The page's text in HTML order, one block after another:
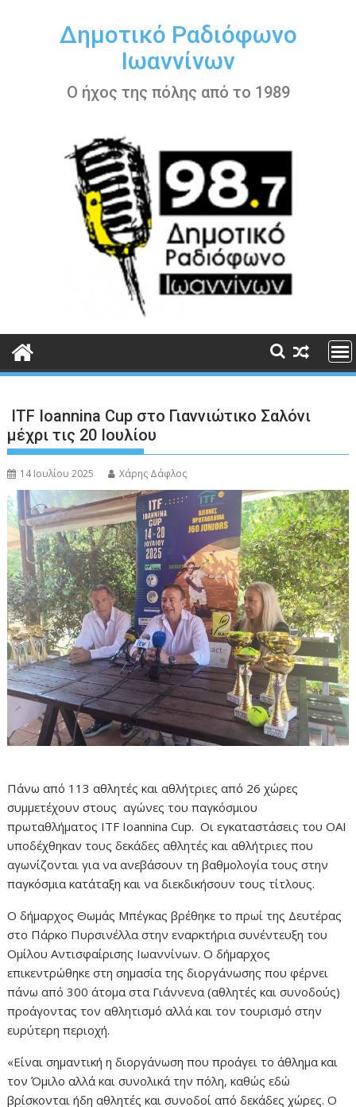
περιεχόμενοΔημοτικό Ραδιόφωνο
Ιωαννίνων
Ο ήχος της πόλης από το 1989
ITF Ioannina Cup στο Γιαννιώτικο Σαλόνι
μέχρι τις 20 Ιουλίου
14 Ιουλίου 2025 Χάρης Δάφλος
Πάνω από 113 αθλητές και αθλήτριες από 26 χώρες
συμμετέχουν στους αγώνες του παγκόσμιου
πρωταθλήματος ITF Ioannina Cup. Οι εγκαταστάσεις του ΟΑΙ
υποδέχθηκαν τους δεκάδες αθλητές και αθλήτριες που
αγωνίζονται για να ανεβάσουν τη βαθμολογία τους στην
παγκόσμια κατάταξη και να διεκδικήσουν τους τίτλους.
Ο δήμαρχος Θωμάς Μπέγκας βρέθηκε το πρωί της Δευτέρας
στο Πάρκο Πυρσινέλλα στην εναρκτήρια συνέντευξη του
Ομίλου Αντισφαίρισης Ιωαννίνων. Ο δήμαρχος
επικεντρώθηκε στη σημασία της διοργάνωσης που φέρνει
πάνω από 300 άτομα στα Γιάννενα (αθλητές και συνοδούς)
προάγοντας τον αθλητισμό αλλά και τον τουρισμό στην
ευρύτερη περιοχή.
«Είναι σημαντική η διοργάνωση που προάγει το άθλημα και
τον Όμιλο αλλά και συνολικά την πόλη, καθώς εδώ
βρίσκονται ήδη αθλητές και συνοδοί από δεκάδες χώρες. Ο